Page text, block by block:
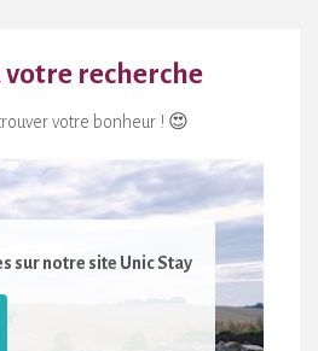
recherche
votre bonheur ! 😍
sur notre site Unic Stay